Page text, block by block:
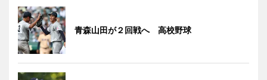
青森山田が２回戦へ 高校野球